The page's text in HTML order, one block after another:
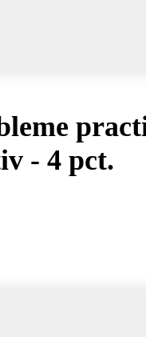
- 4 pct.